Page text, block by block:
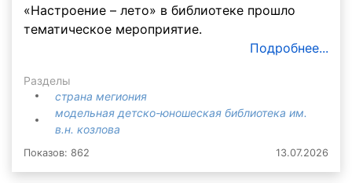
«Настроение – лето» в библиотеке прошло
тематическое мероприятие.
Подробнее...
Разделы
страна мегиония
модельная детско-юношеская библиотека им.
в.н. козлова
Показов: 862 13.07.2026